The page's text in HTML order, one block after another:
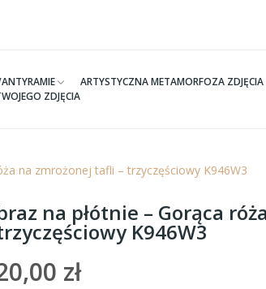
ARTYSTYCZNA METAMORFOZA ZDJĘCIA
ZDJĘCIA
na zmrożonej tafli – trzyczęściowy K946W3
na płótnie – Gorąca
K946W3
zł